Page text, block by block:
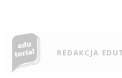
REDAKCJA